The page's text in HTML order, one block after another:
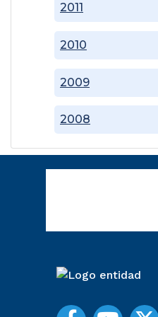
2008
2009
2010
2011